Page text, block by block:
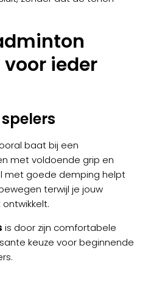
ieder
baat bij een
met voldoende grip en
met goede demping helpt
terwijl je jouw
is door zijn comfortabele
keuze voor beginnende